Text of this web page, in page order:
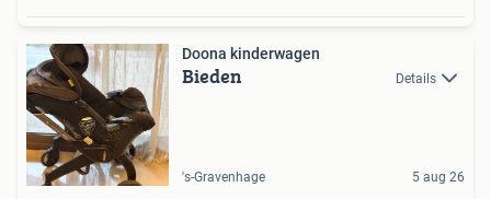
Doona kinderwagen
Bieden Details
's-Gravenhage 5 aug 26